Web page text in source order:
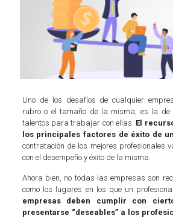
Uno de los desafíos de cualquier
rubro o el tamaño de la misma, es la de
talentos para trabajar con ellas. El
los principales factores de éxito de
contratación de los mejores profesionales
con el desempeño y éxito de la misma.
Ahora bien, no todas las empresas son
como los lugares en los que un
empresas deben cumplir con
presentarse “deseables” a los